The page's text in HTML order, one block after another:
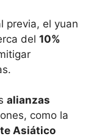
previa, el yuan
del 10%
alianzas
como la
Asiático